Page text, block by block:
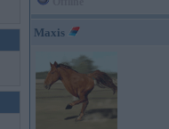
Maxis